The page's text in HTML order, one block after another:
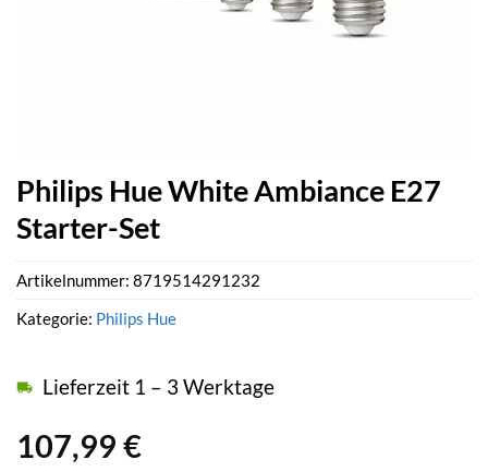
Philips Hue White Ambiance E27
Starter-Set
107,99 €
Lieferzeit 1 – 3 Werktage
Artikelnummer: 8719514291232
Kategorie: Philips Hue